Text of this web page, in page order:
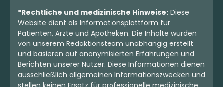
*Rechtliche und medizinische Hinweise: Diese
Website dient als Informationsplattform für
Patienten, Ärzte und Apotheken. Die Inhalte wurden
von unserem Redaktionsteam unabhängig erstellt
und basieren auf anonymisierten Erfahrungen und
Berichten unserer Nutzer. Diese Informationen dienen
ausschließlich allgemeinen Informationszwecken und